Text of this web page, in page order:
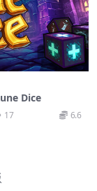
Dice
17 6.6